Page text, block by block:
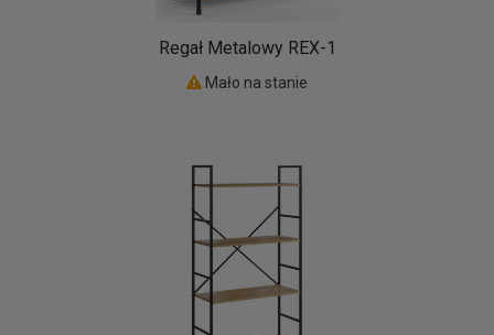
Regał Metalowy REX-1
Mało na stanie